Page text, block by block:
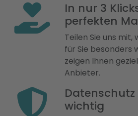
In nur 3
perfekten
Teilen Sie uns
für Sie besonders
zeigen Ihnen
Anbieter.
wichtig